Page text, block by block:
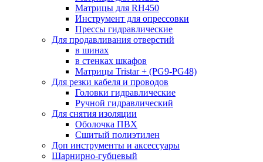
Матрицы для RH450
Инструмент для опрессовки
Прессы гидравлические
Для продавливания отверстий
в шинах
в стенках шкафов
Матрицы Tristar + (PG9-PG48)
Для резки кабеля и проводов
Головки гидравлические
Ручной гидравлический
Для снятия изоляции
Оболочка ПВХ
Сшитый полиэтилен
Доп инструменты и аксессуары
Шарнирно-губцевый